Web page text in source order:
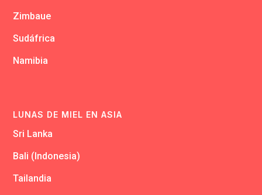
Zimbaue
Sudáfrica
Namibia
LUNAS DE MIEL EN ASIA
Sri Lanka
Bali (Indonesia)
Tailandia